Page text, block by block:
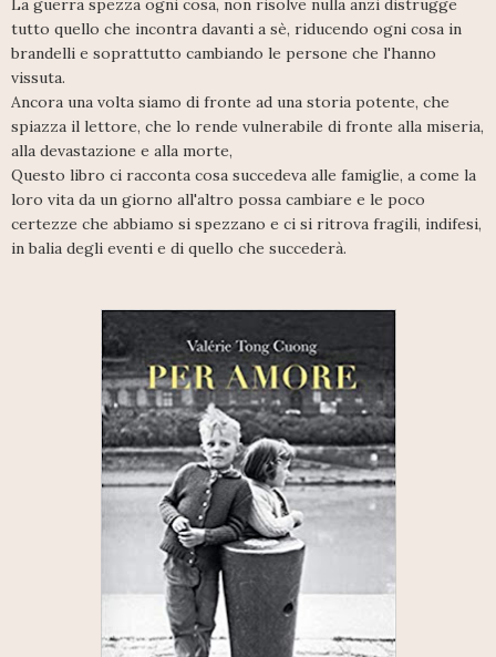
La guerra spezza ogni cosa, non risolve nulla anzi distrugge
tutto quello che incontra davanti a sè, riducendo ogni cosa in
brandelli e soprattutto cambiando le persone che l'hanno
vissuta.
Ancora una volta siamo di fronte ad una storia potente, che
spiazza il lettore, che lo rende vulnerabile di fronte alla miseria,
alla devastazione e alla morte,
Questo libro ci racconta cosa succedeva alle famiglie, a come la
loro vita da un giorno all'altro possa cambiare e le poco
certezze che abbiamo si spezzano e ci si ritrova fragili, indifesi,
in balia degli eventi e di quello che succederà.